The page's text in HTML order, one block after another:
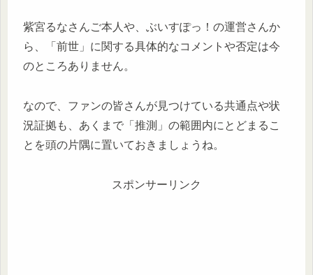
紫宮るなさんご本人や、ぶいすぽっ！の運営さんか
ら、「前世」に関する具体的なコメントや否定は今
のところありません。
なので、ファンの皆さんが見つけている共通点や状
況証拠も、あくまで「推測」の範囲内にとどまるこ
とを頭の片隅に置いておきましょうね。
スポンサーリンク